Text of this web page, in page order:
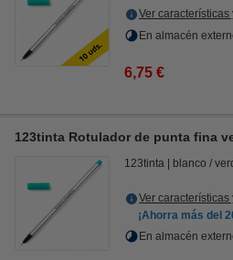
Ver características
En almacén
6,75 €
123tinta Rotulador de punta fina
123tinta blanco /
Ver características
¡Ahorra más del
En almacén